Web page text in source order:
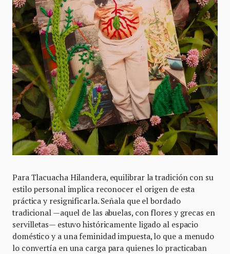
Para Tlacuacha Hilandera, equilibrar la tradición con su
estilo personal implica reconocer el origen de esta
práctica y resignificarla. Señala que el bordado
tradicional —aquel de las abuelas, con flores y grecas en
servilletas— estuvo históricamente ligado al espacio
doméstico y a una feminidad impuesta, lo que a menudo
lo convertía en una carga para quienes lo practicaban